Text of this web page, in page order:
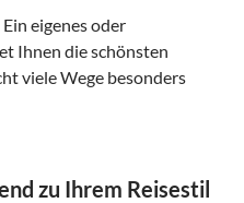
Ein eigenes oder
Ihnen die schönsten
viele Wege besonders
zu Ihrem Reisestil